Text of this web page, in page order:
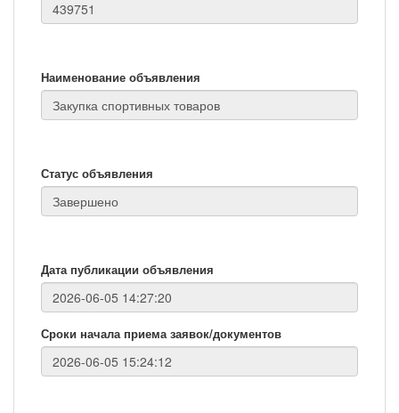
Наименование объявления
Статус объявления
Дата публикации объявления
Сроки начала приема заявок/документов